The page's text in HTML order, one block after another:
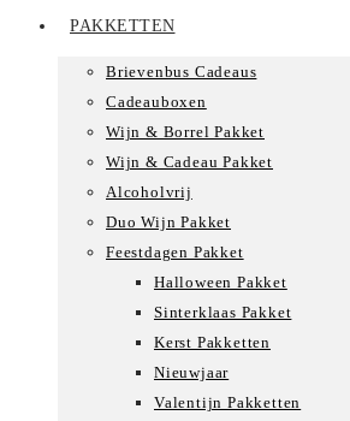
PAKKETTEN
Brievenbus Cadeaus
Cadeauboxen
Wijn & Borrel Pakket
Wijn & Cadeau Pakket
Alcoholvrij
Duo Wijn Pakket
Feestdagen Pakket
Halloween Pakket
Sinterklaas Pakket
Kerst Pakketten
Nieuwjaar
Valentijn Pakketten